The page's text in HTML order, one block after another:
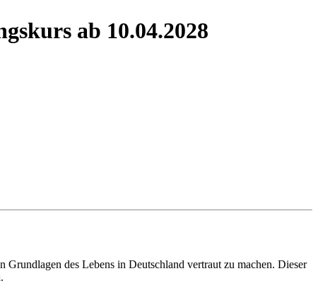
ab 10.04.2028
des Lebens in Deutschland vertraut zu machen. Dieser